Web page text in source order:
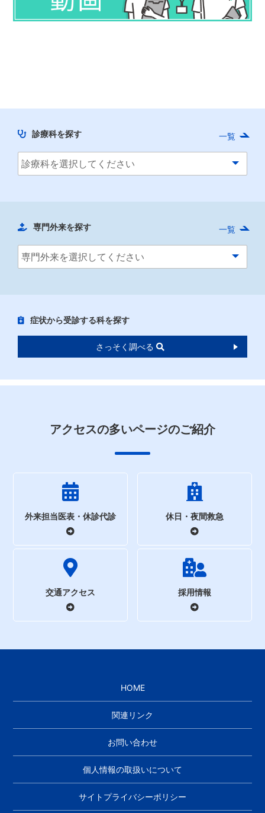
診療科を探す 一覧
専門外来を探す 一覧
症状から受診する科を探す
さっそく調べる
アクセスの多いページのご紹介
外来担当医表・休診代診 休日・夜間救急
交通アクセス 採用情報
HOME
関連リンク
お問い合わせ
個人情報の取扱いについて
サイトプライバシーポリシー